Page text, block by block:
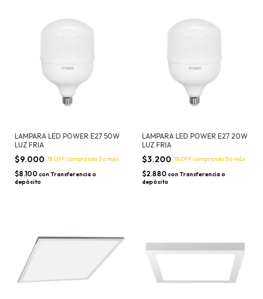
LAMPARA LED POWER E27 50W
LUZ FRIA
$9.000 7% OFFcomprando 5 o más
$8.100 con Transferencia o
depósito
LAMPARA LED POWER E27 20W
LUZ FRIA
$3.200 7% OFFcomprando 5 o más
$2.880 con Transferencia o
depósito